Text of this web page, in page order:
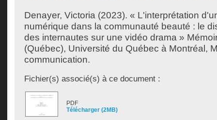
Denayer, Victoria (2023). « L'interprétation
numérique dans la communauté beauté : le
des internautes sur une vidéo drama »
(Québec), Université du Québec à Montréal,
communication.
Fichier(s) associé(s) à ce document :
PDF
Télécharger (2MB)